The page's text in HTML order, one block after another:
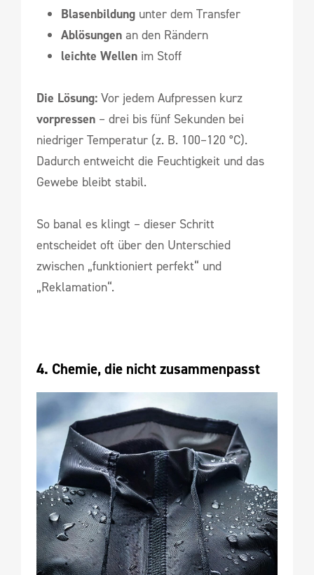
Blasenbildung unter dem Transfer
Ablösungen an den Rändern
leichte Wellen im Stoff
Die Lösung: Vor jedem Aufpressen kurz
vorpressen – drei bis fünf Sekunden bei
niedriger Temperatur (z. B. 100–120 °C).
Dadurch entweicht die Feuchtigkeit und das
Gewebe bleibt stabil.
So banal es klingt – dieser Schritt
entscheidet oft über den Unterschied
zwischen „funktioniert perfekt“ und
„Reklamation“.
4. Chemie, die nicht zusammenpasst